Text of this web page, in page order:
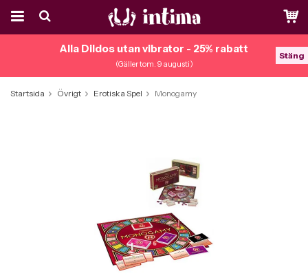
Alla Dildos utan vibrator - 25% rabatt
(Gäller tom. 9 augusti)
Stäng
Startsida Övrigt Erotiska Spel Monogamy